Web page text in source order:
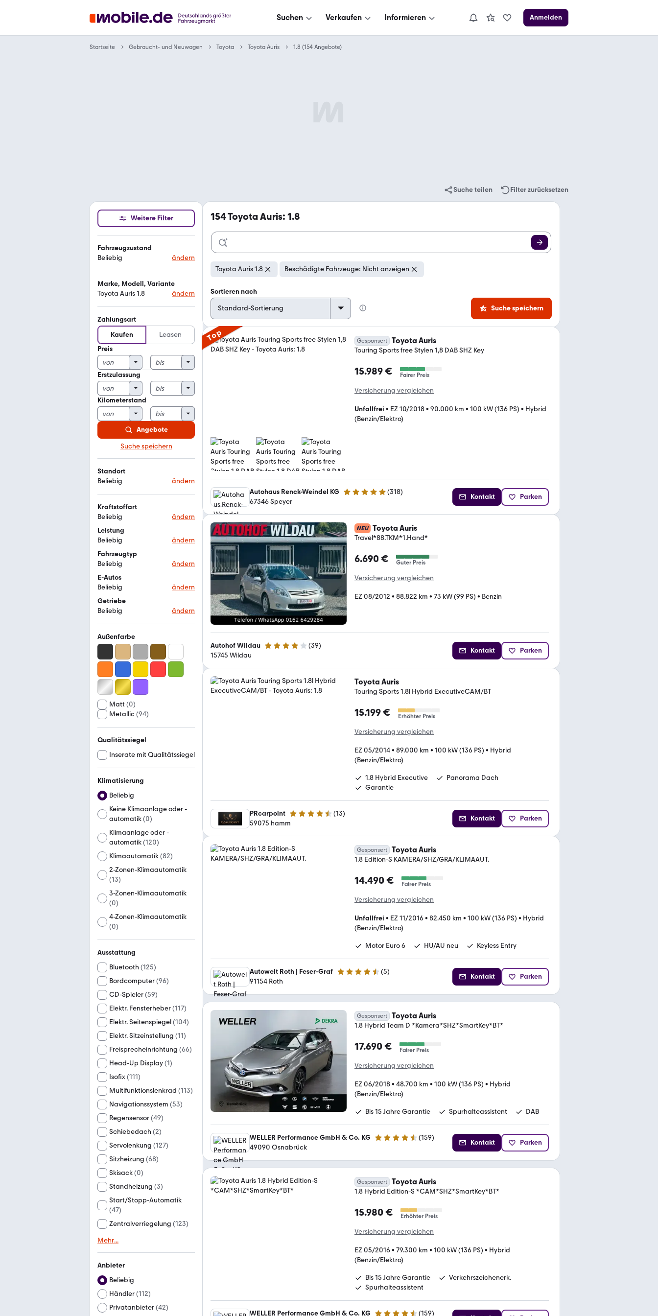
Suchen Verkaufen Informieren Anmelden
Startseite Gebraucht- und Neuwagen Toyota Toyota Auris 1.8 (154 Angebote)
Suche teilen Filter zurücksetzen
Weitere Filter
Fahrzeugzustand
Beliebig
ändern
Marke, Modell, Variante
Toyota Auris 1.8
ändern
Zahlungsart
Kaufen
Leasen
Preis
Erstzulassung
Kilometerstand
Angebote
Suche speichern
Standort
Beliebig
ändern
Kraftstoffart
Beliebig
ändern
Leistung
Beliebig
ändern
Fahrzeugtyp
Beliebig
ändern
E-Autos
Beliebig
ändern
Getriebe
Beliebig
ändern
Außenfarbe
Matt (0)
Metallic(94)
Qualitätssiegel
Inserate mit Qualitätssiegel
Klimatisierung
Beliebig
Keine Klimaanlage oder -
automatik(0)
Klimaanlage oder -
automatik(120)
Klimaautomatik(82)
2-Zonen-Klimaautomatik
(13)
3-Zonen-Klimaautomatik
(0)
4-Zonen-Klimaautomatik
(0)
Ausstattung
Bluetooth (125)
Bordcomputer(96)
CD-Spieler(59)
Elektr. Fensterheber(117)
Elektr. Seitenspiegel(104)
Elektr. Sitzeinstellung (11)
Freisprecheinrichtung (66)
Head-Up Display(1)
Isofix(111)
Multifunktionslenkrad (113)
Navigationssystem (53)
Regensensor(49)
Schiebedach (2)
Servolenkung (127)
Sitzheizung (68)
Skisack(0)
Standheizung (3)
Start/Stopp-Automatik
(47)
Zentralverriegelung (123)
Mehr...
Anbieter
Beliebig
Händler(112)
Privatanbieter(42)
154Toyota Auris: 1.8
Toyota Auris 1.8 Beschädigte Fahrzeuge: Nicht anzeigen
Sortieren nach
Suche speichern
Top Gesponsert Toyota Auris
Touring Sports free Stylen 1,8 DAB SHZ Key
15.989 € Fairer Preis
Versicherung vergleichen
Unfallfrei • EZ 10/2018• 90.000 km • 100 kW (136 PS) • Hybrid
(Benzin/Elektro)
Autohaus Renck-Weindel KG 4.9 Sterne (318)
67346 Speyer
Kontakt Parken
NEU Toyota Auris
Travel*88.TKM*1.Hand*
6.690 € Guter Preis
Versicherung vergleichen
EZ 08/2012 • 88.822 km • 73 kW (99 PS) • Benzin
Autohof Wildau 4 Sterne (39)
15745 Wildau
Kontakt Parken
Toyota Auris
Touring Sports 1.8l Hybrid ExecutiveCAM/BT
15.199 € Erhöhter Preis
Versicherung vergleichen
EZ 05/2014• 89.000 km • 100 kW (136 PS) • Hybrid
(Benzin/Elektro)
1.8 Hybrid Executive
Panorama Dach
Garantie
PRcarpoint 4.5 Sterne (13)
59075 hamm
Kontakt Parken
Gesponsert Toyota Auris
1.8 Edition-S KAMERA/SHZ/GRA/KLIMAAUT.
14.490 € Fairer Preis
Versicherung vergleichen
Unfallfrei • EZ 11/2016• 82.450 km • 100 kW (136 PS) • Hybrid
(Benzin/Elektro)
Motor Euro 6 HU/AU neu Keyless Entry
Autowelt Roth | Feser-Graf 4.4 Sterne (5)
91154 Roth
Kontakt Parken
Gesponsert Toyota Auris
1.8 Hybrid Team D *Kamera*SHZ*SmartKey*BT*
17.690 € Fairer Preis
Versicherung vergleichen
EZ 06/2018• 48.700 km • 100 kW (136 PS) • Hybrid
(Benzin/Elektro)
Bis 15 Jahre Garantie Spurhalteassistent DAB
WELLER Performance GmbH & Co. KG 4.5 Sterne (159)
49090 Osnabrück
Kontakt Parken
Gesponsert Toyota Auris
1.8 Hybrid Edition-S *CAM*SHZ*SmartKey*BT*
15.980 € Erhöhter Preis
Versicherung vergleichen
EZ 05/2016• 79.300 km • 100 kW (136 PS) • Hybrid
(Benzin/Elektro)
Bis 15 Jahre Garantie
Verkehrszeichenerk.
Spurhalteassistent
WELLER Performance GmbH & Co. KG (159)